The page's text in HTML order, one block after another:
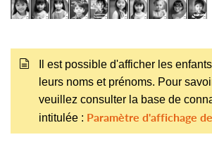
Il est possible d'afficher les
leurs noms et prénoms. Pour
veuillez consulter la base de
intitulée : Paramètre d'affichage